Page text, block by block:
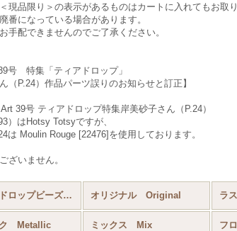
現品限り＞の表示があるものはカートに入れてもお取
番になっている場合があります。
手配できませんのでご了承ください。
号 特集「ティアドロップ」
（P.24）作品パーツ誤りのお知らせと訂正】
39号 ティアドロップ特集岸美砂子さん（P.24）
）はHotsy Totsyですが、
は Moulin Rouge [22476]を使用しております。
ざいません。
【ティアドロップビーズ】 Teardrop (ガラスビーズ） (全商品) オリジナル Original ラ
ク Metallic ミックス Mix